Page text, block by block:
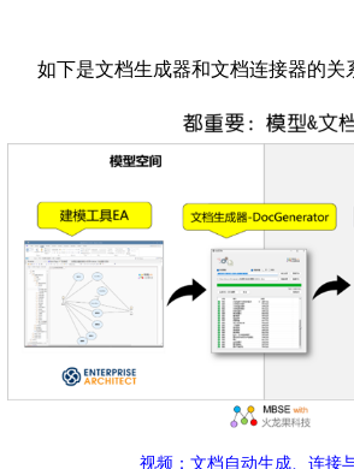
如下是文档生成器和文档连接器的关
视频：文档自动生成、连接